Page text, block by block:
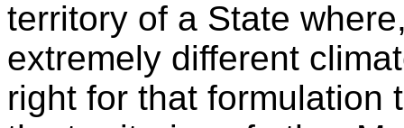
territory of a State
extremely different
right for that formulation